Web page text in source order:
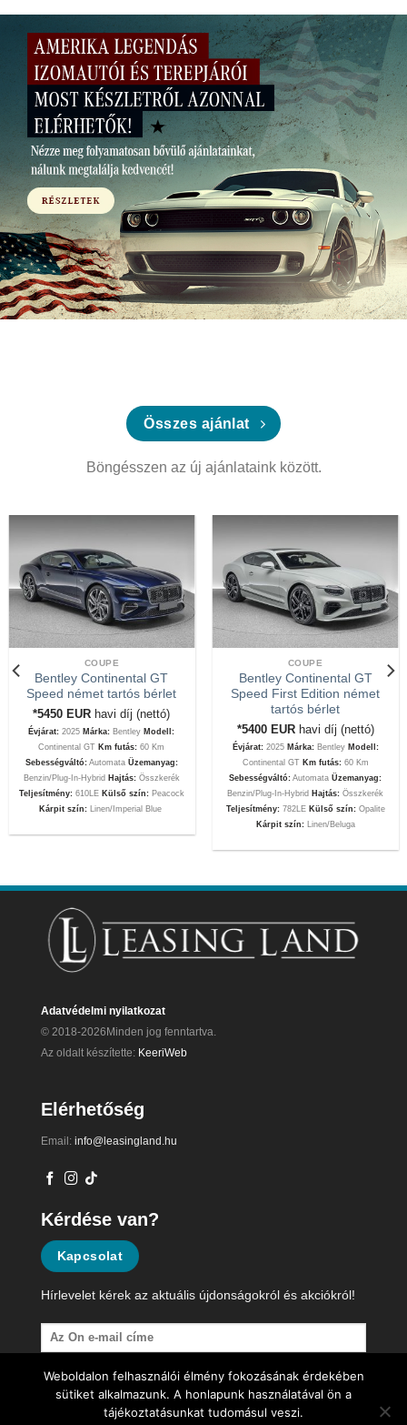
Összes ajánlat
Böngésszen az új ajánlataink között.
COUPE
Bentley Continental GT
Speed német tartós bérlet
*5450EUR havi díj (nettó)
Évjárat: 2025 Márka: Bentley Modell:
Continental GT Km futás:60 Km
Sebességváltó:Automata Üzemanyag:
Benzin/Plug-In-Hybrid Hajtás:Összkerék
Teljesítmény:610LE Külső szín: Peacock
Kárpit szín:Linen/Imperial Blue
COUPE
Bentley Continental GT
Speed First Edition német
tartós bérlet
*5400 EUR havi díj (nettó)
Évjárat:2025 Márka:Bentley Modell:
Continental GT Km futás: 60 Km
Sebességváltó: AutomataÜzemanyag:
Benzin/Plug-In-Hybrid Hajtás: Összkerék
Teljesítmény:782LE Külső szín: Opalite
Kárpit szín:Linen/Beluga
Adatvédelmi nyilatkozat
© 2018-2026Minden jog fenntartva.
Az oldalt készítette: KeeriWeb
Elérhetőség
Email: info@leasingland.hu
Kérdése van?
Kapcsolat
Hírlevelet kérek az aktuális újdonságokról és akciókról!
Weboldalon felhasználói élmény fokozásának érdekében
sütiket alkalmazunk. A honlapunk használatával ön a
tájékoztatásunkat tudomásul veszi.